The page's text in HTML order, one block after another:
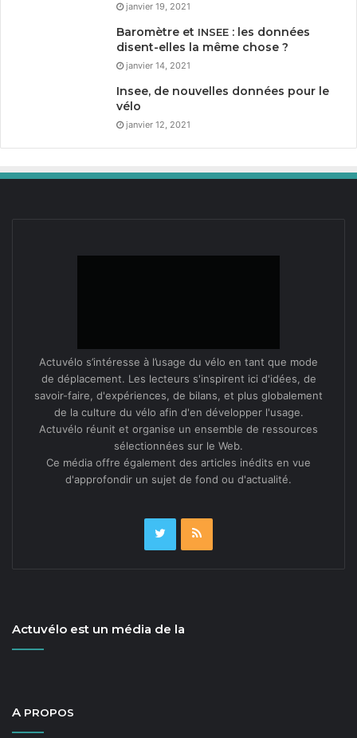
janvier 19, 2021
Baromètre et INSEE : les données
disent-elles la même chose ?
janvier 14, 2021
Insee, de nouvelles données pour le
vélo
janvier 12, 2021
Actuvélo s’intéresse à l’usage du vélo en tant que mode
de déplacement. Les lecteurs s'inspirent ici d'idées, de
savoir-faire, d'expériences, de bilans, et plus globalement
de la culture du vélo afin d'en développer l'usage.
Actuvélo réunit et organise un ensemble de ressources
sélectionnées sur le Web.
Ce média offre également des articles inédits en vue
d'approfondir un sujet de fond ou d'actualité.
Actuvélo est un média de la
A PROPOS